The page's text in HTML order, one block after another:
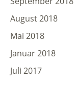
August 2018
Mai 2018
Januar 2018
Juli 2017